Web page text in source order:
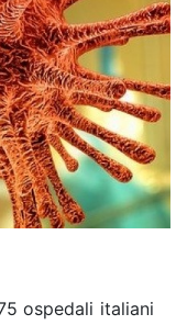
ospedali italiani